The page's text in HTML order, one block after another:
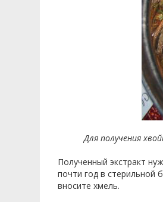
Для получения
Полученный экстракт
почти год в стерильной
вносите хмель.